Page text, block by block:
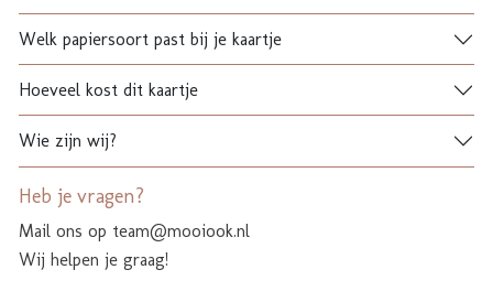
Welk papiersoort past bij je kaartje
Hoeveel kost dit kaartje
Wie zijn wij?
Heb je vragen?
Mail ons op team@mooiook.nl
Wij helpen je graag!